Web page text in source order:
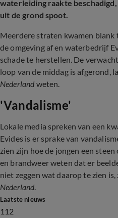
waterleiding raakte
uit de grond spoot.
Meerdere straten kwamen blank
de omgeving af en waterbedrijf
schade te herstellen. De
loop van de middag is afgerond,
Nederland weten.
'Vandalisme'
Lokale media spreken van een
Evides is er sprake van
zien zijn hoe de jongen een
en brandweer weten dat er
niet zeggen wat daarop te zien is,
Nederland.
Laatste nieuws
112